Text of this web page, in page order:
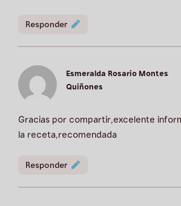
Responder
Esmeralda Rosario Montes
Quiñones
Gracias por compartir,excelente
la receta,recomendada
Responder